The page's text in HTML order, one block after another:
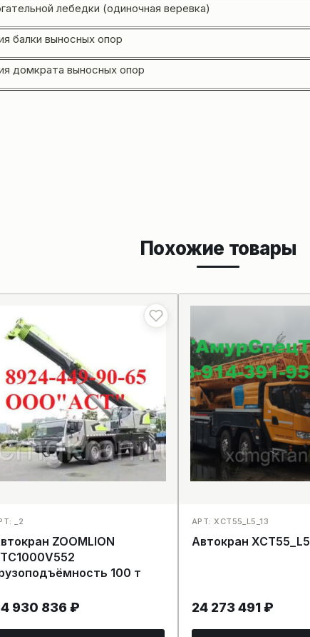
лебедки (одиночная веревка)
балки выносных опор
домкрата выносных опор
Похожие товары
_2
ZOOMLION
100 т
930 836 ₽
АРТ: XCT55_L5_13
Автокран XCT55_L5
24 273 491₽